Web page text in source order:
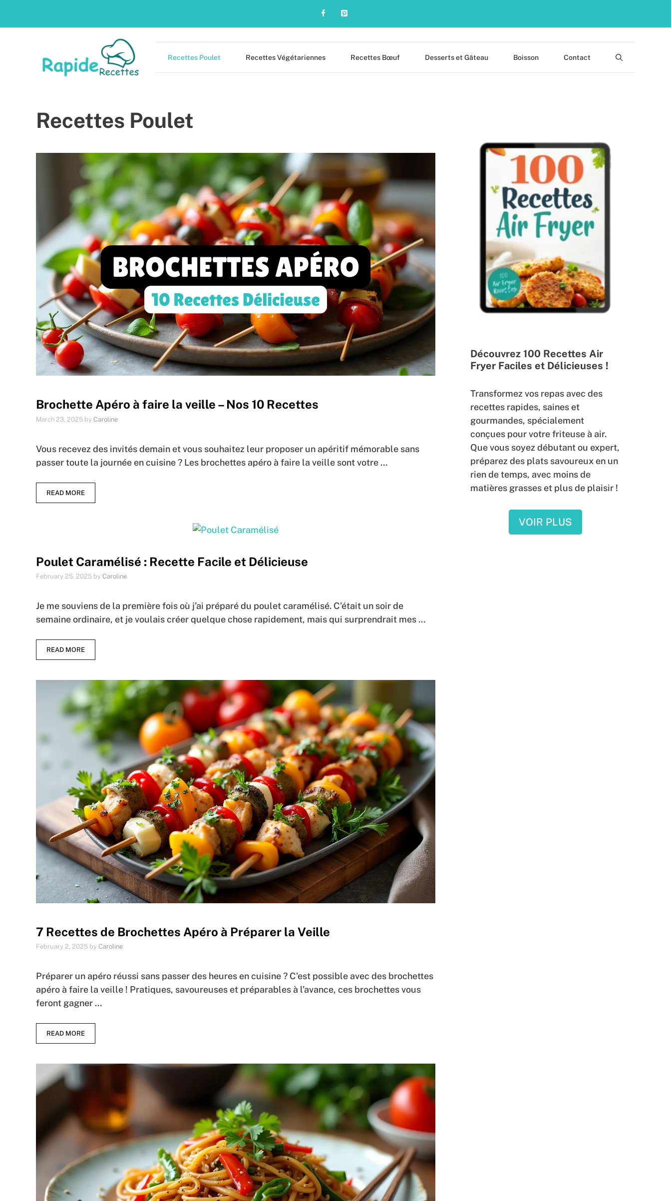
Recettes Poulet Recettes Végétariennes Recettes Bœuf Desserts et Gâteau Boisson Contact
Recettes Poulet
Brochette Apéro à faire la veille – Nos 10 Recettes
March 23, 2025 by Caroline
Vous recevez des invités demain et vous souhaitez leur proposer un apéritif mémorable sans
passer toute la journée en cuisine ? Les brochettes apéro à faire la veille sont votre …
READ MORE
Poulet Caramélisé : Recette Facile et Délicieuse
February 25, 2025 by Caroline
Je me souviens de la première fois où j’ai préparé du poulet caramélisé. C’était un soir de
semaine ordinaire, et je voulais créer quelque chose rapidement, mais qui surprendrait mes …
READ MORE
7 Recettes de Brochettes Apéro à Préparer la Veille
February 2, 2025 by Caroline
Préparer un apéro réussi sans passer des heures en cuisine ? C’est possible avec des brochettes
apéro à faire la veille ! Pratiques, savoureuses et préparables à l’avance, ces brochettes vous
feront gagner …
READ MORE
Découvrez 100 Recettes Air
Fryer Faciles et Délicieuses !
Transformez vos repas avec des
recettes rapides, saines et
gourmandes, spécialement
conçues pour votre friteuse à air.
Que vous soyez débutant ou expert,
préparez des plats savoureux en un
rien de temps, avec moins de
matières grasses et plus de plaisir !
VOIR PLUS